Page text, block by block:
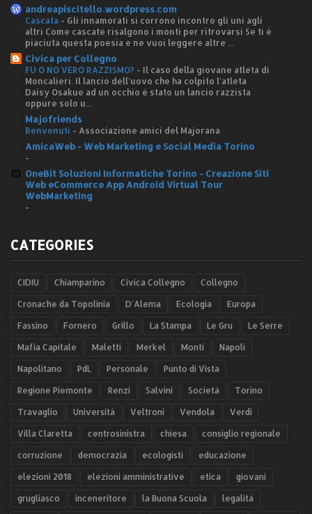
andreapiscitello.wordpress.com
Cascata - Gli innamorati si corrono incontro gli uni agli
altri Come cascate risalgono i monti per ritrovarsi Se ti è
piaciuta questa poesia e ne vuoi leggere altre ...
Civica per Collegno
FU O NO VERO RAZZISMO? - Il caso della giovane atleta di
Moncalieri. Il lancio dell'uovo che ha colpito l'atleta
Daisy Osakue ad un occhio è stato un lancio razzista
oppure solo u...
Majofriends
Benvenuti - Associazione amici del Majorana
AmicaWeb - Web Marketing e Social Media Torino
-
OneBit Soluzioni Informatiche Torino - Creazione Siti
Web eCommerce App Android Virtual Tour
WebMarketing
-
CATEGORIES
CIDIU Chiamparino Civica Collegno Collegno
Cronache da Topolinia D'Alema Ecologia Europa
Fassino Fornero Grillo La Stampa Le Gru Le Serre
Mafia Capitale Maletti Merkel Monti Napoli
Napolitano PdL Personale Punto di Vista
Regione Piemonte Renzi Salvini Società Torino
Travaglio Università Veltroni Vendola Verdi
Villa Claretta centrosinistra chiesa consiglio regionale
corruzione democrazia ecologisti educazione
elezioni 2018 elezioni amministrative etica giovani
grugliasco inceneritore la Buona Scuola legalità